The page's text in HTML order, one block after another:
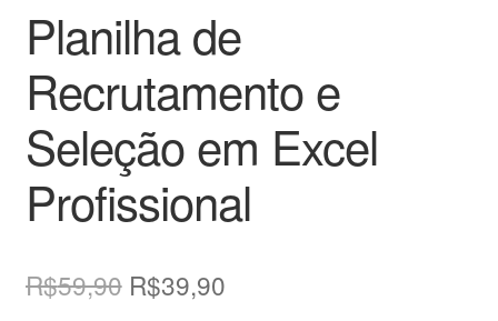
Planilha de
Recrutamento e
Seleção em Excel
Profissional
R$59,90 O
R$39,90O